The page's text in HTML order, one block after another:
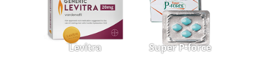
Levitra Super P-force